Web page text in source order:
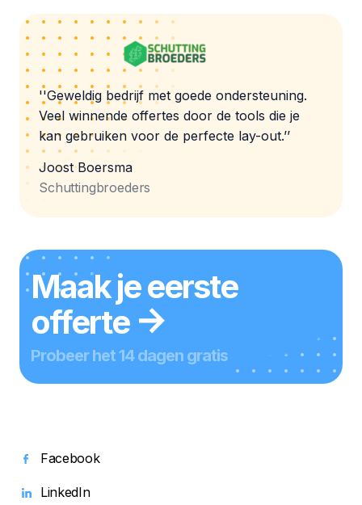
''Geweldig bedrijf met goede ondersteuning.
Veel winnende offertes door de tools die je
kan gebruiken voor de perfecte lay-out.’’
Joost Boersma
Schuttingbroeders
Maak je eerste
offerte
Probeer het 14 dagen gratis
Facebook
LinkedIn